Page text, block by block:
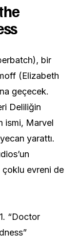
bir
(Elizabeth
geçecek.
Deliliğin
ismi, Marvel
yarattı.
çoklu evreni de
“Doctor